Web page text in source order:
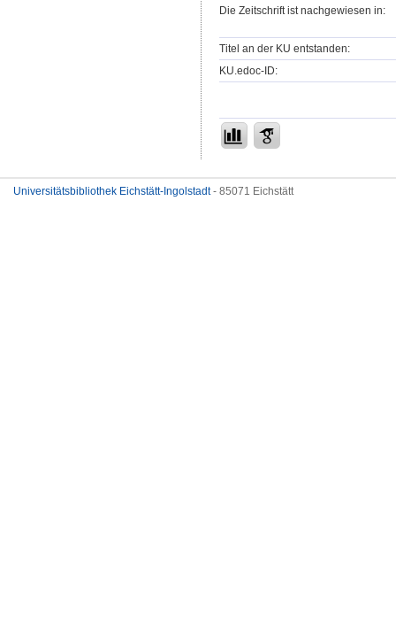
Die Zeitschrift ist nachgewiesen in:
Titel an der KU entstanden:
KU.edoc-ID:
Universitätsbibliothek Eichstätt-Ingolstadt- 85071 Eichstätt